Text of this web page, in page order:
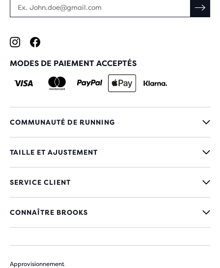
MODES DE PAIEMENT ACCEPTÉS
COMMUNAUTÉ DE RUNNING
TAILLE ET AJUSTEMENT
SERVICE CLIENT
CONNAÎTRE BROOKS
Approvisionnement